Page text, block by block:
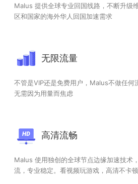
Malus 提供全球专业回国线路，不断升级
区和国家的海外华人回国加速需求
无限流量
不管是VIP还是免费用户，Malus不做任何
无需因为用量而焦虑
高清流畅
Malus 使用独创的全球节点边缘加速技术
流，专业稳定。看视频玩游戏，高清不卡顿